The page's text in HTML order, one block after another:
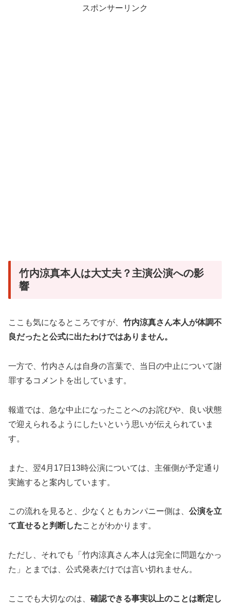
スポンサーリンク
竹内涼真本人は大丈夫？主演公演への影
響
ここも気になるところですが、 竹内涼真さん本人が体調不
良だったと公式に出たわけではありません。
一方で、竹内さんは自身の言葉で、当日の中止について謝
罪するコメントを出しています。
報道では、急な中止になったことへのお詫びや、良い状態
で迎えられるようにしたいという思いが伝えられていま
す。
また、翌4月17日13時公演については、主催側が予定通り
実施すると案内しています。
この流れを見ると、少なくともカンパニー側は、 公演を立
て直せると判断したことがわかります。
ただし、それでも「竹内涼真さん本人は完全に問題なかっ
た」とまでは、公式発表だけでは言い切れません。
ここでも大切なのは、 確認できる事実以上のことは断定し